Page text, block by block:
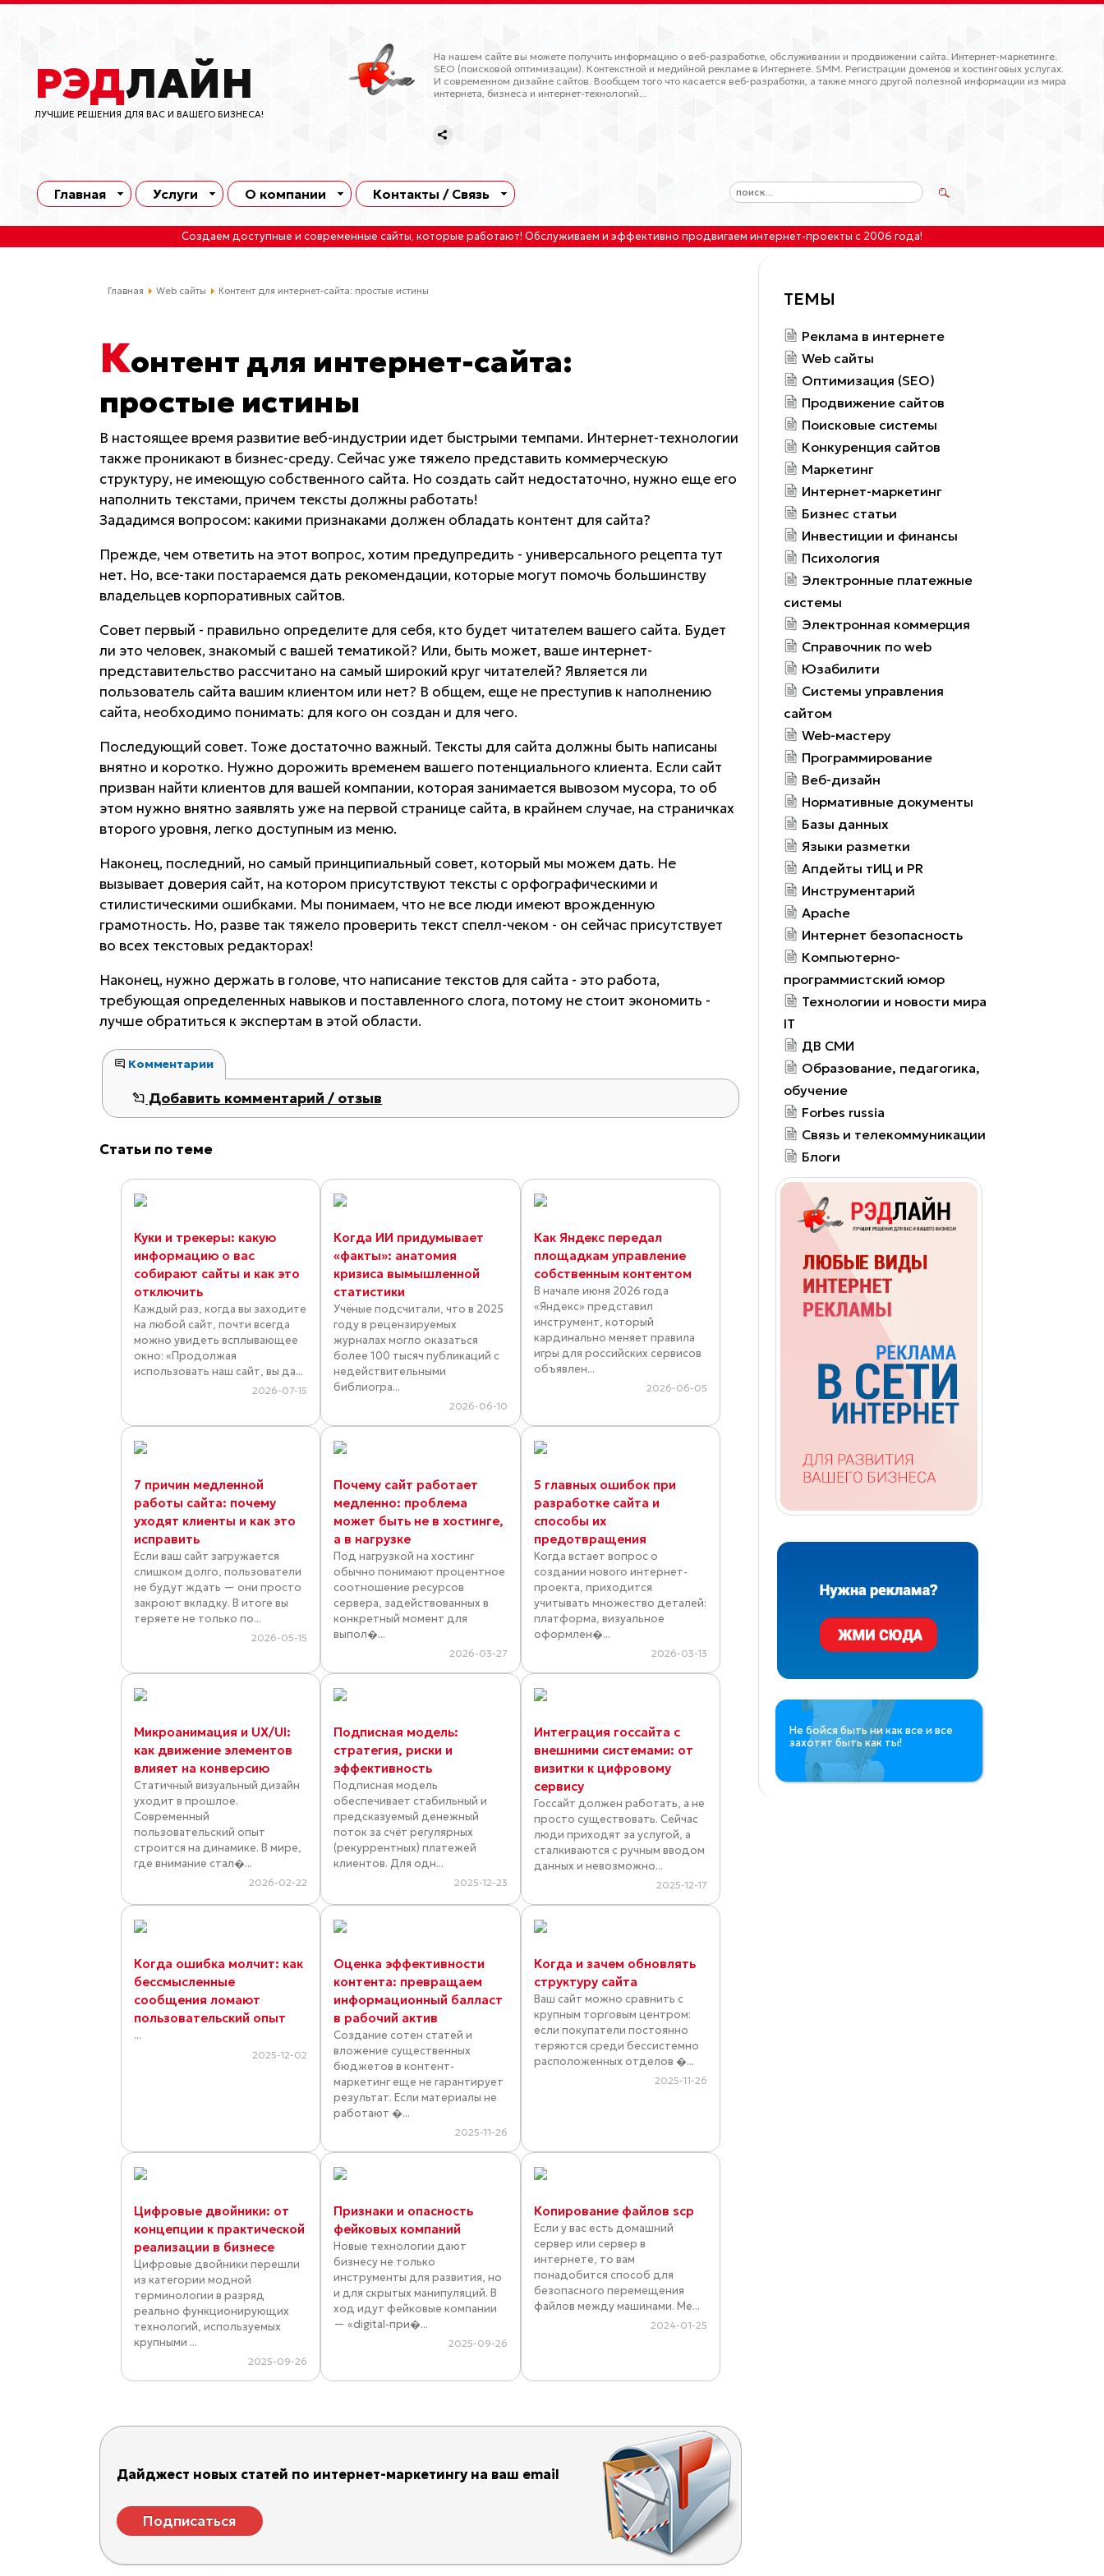
РЭДЛАЙН
ЛУЧШИЕ РЕШЕНИЯ ДЛЯ ВАС И ВАШЕГО БИЗНЕСА!
На нашем сайте вы можете получить информацию о веб-разработке, обслуживании и продвижении сайта. Интернет-маркетинге.
SEO (поисковой оптимизации). Контекстной и медийной рекламе в Интернете. SMM. Регистрации доменов и хостинговых услугах.
И современном дизайне сайтов. Вообщем того что касается веб-разработки, а также много другой полезной информации из мира
интернета, бизнеса и интернет-технологий...
Главная Услуги О компании Контакты / Связь
Создаем доступные и современные сайты, которые работают! Обслуживаем и эффективно продвигаем интернет-проекты с 2006 года!
Главная Web сайты Контент для интернет-сайта: простые истины
Контент для интернет-сайта:
простые истины
В настоящее время развитие веб-индустрии идет быстрыми темпами. Интернет-технологии
также проникают в бизнес-среду. Сейчас уже тяжело представить коммерческую
структуру, не имеющую собственного сайта. Но создать сайт недостаточно, нужно еще его
наполнить текстами, причем тексты должны работать!
Зададимся вопросом: какими признаками должен обладать контент для сайта?
Прежде, чем ответить на этот вопрос, хотим предупредить - универсального рецепта тут
нет. Но, все-таки постараемся дать рекомендации, которые могут помочь большинству
владельцев корпоративных сайтов.
Совет первый - правильно определите для себя, кто будет читателем вашего сайта. Будет
ли это человек, знакомый с вашей тематикой? Или, быть может, ваше интернет-
представительство рассчитано на самый широкий круг читателей? Является ли
пользователь сайта вашим клиентом или нет? В общем, еще не преступив к наполнению
сайта, необходимо понимать: для кого он создан и для чего.
Последующий совет. Тоже достаточно важный. Тексты для сайта должны быть написаны
внятно и коротко. Нужно дорожить временем вашего потенциального клиента. Если сайт
призван найти клиентов для вашей компании, которая занимается вывозом мусора, то об
этом нужно внятно заявлять уже на первой странице сайта, в крайнем случае, на страничках
второго уровня, легко доступным из меню.
Наконец, последний, но самый принципиальный совет, который мы можем дать. Не
вызывает доверия сайт, на котором присутствуют тексты с орфографическими и
стилистическими ошибками. Мы понимаем, что не все люди имеют врожденную
грамотность. Но, разве так тяжело проверить текст спелл-чеком - он сейчас присутствует
во всех текстовых редакторах!
Наконец, нужно держать в голове, что написание текстов для сайта - это работа,
требующая определенных навыков и поставленного слога, потому не стоит экономить -
лучше обратиться к экспертам в этой области.
Комментарии
Добавить комментарий / отзыв
Статьи по теме
Куки и трекеры: какую
информацию о вас
собирают сайты и как это
отключить
Каждый раз, когда вы заходите
на любой сайт, почти всегда
можно увидеть всплывающее
окно: «Продолжая
использовать наш сайт, вы да...
2026-07-15
Когда ИИ придумывает
«факты»: анатомия
кризиса вымышленной
статистики
Учёные подсчитали, что в 2025
году в рецензируемых
журналах могло оказаться
более 100 тысяч публикаций с
недействительными
библиогра...
2026-06-10
Как Яндекс передал
площадкам управление
собственным контентом
В начале июня 2026 года
«Яндекс» представил
инструмент, который
кардинально меняет правила
игры для российских сервисов
объявлен...
2026-06-05
7 причин медленной
работы сайта: почему
уходят клиенты и как это
исправить
Если ваш сайт загружается
слишком долго, пользователи
не будут ждать — они просто
закроют вкладку. В итоге вы
теряете не только по...
2026-05-15
Почему сайт работает
медленно: проблема
может быть не в хостинге,
а в нагрузке
Под нагрузкой на хостинг
обычно понимают процентное
соотношение ресурсов
сервера, задействованных в
конкретный момент для
выпол�...
2026-03-27
5 главных ошибок при
разработке сайта и
способы их
предотвращения
Когда встает вопрос о
создании нового интернет-
проекта, приходится
учитывать множество деталей:
платформа, визуальное
оформлен�...
2026-03-13
Микроанимация и UX/UI:
как движение элементов
влияет на конверсию
Статичный визуальный дизайн
уходит в прошлое.
Современный
пользовательский опыт
строится на динамике. В мире,
где внимание стал�...
2026-02-22
Подписная модель:
стратегия, риски и
эффективность
Подписная модель
обеспечивает стабильный и
предсказуемый денежный
поток за счёт регулярных
(рекуррентных) платежей
клиентов. Для одн...
2025-12-23
Интеграция госсайта с
внешними системами: от
визитки к цифровому
сервису
Госсайт должен работать, а не
просто существовать. Сейчас
люди приходят за услугой, а
сталкиваются с ручным вводом
данных и невозможно...
2025-12-17
Когда ошибка молчит: как
бессмысленные
сообщения ломают
пользовательский опыт
...
2025-12-02
Оценка эффективности
контента: превращаем
информационный балласт
в рабочий актив
Создание сотен статей и
вложение существенных
бюджетов в контент-
маркетинг еще не гарантирует
результат. Если материалы не
работают �...
2025-11-26
Когда и зачем обновлять
структуру сайта
Ваш сайт можно сравнить с
крупным торговым центром:
если покупатели постоянно
теряются среди бессистемно
расположенных отделов �...
2025-11-26
Цифровые двойники: от
концепции к практической
реализации в бизнесе
Цифровые двойники перешли
из категории модной
терминологии в разряд
реально функционирующих
технологий, используемых
крупными ...
2025-09-26
Признаки и опасность
фейковых компаний
Новые технологии дают
бизнесу не только
инструменты для развития, но
и для скрытых манипуляций. В
ход идут фейковые компании
— «digital-при�...
2025-09-26
Копирование файлов scp
Если у вас есть домашний
сервер или сервер в
интернете, то вам
понадобится способ для
безопасного перемещения
файлов между машинами. Ме...
2024-01-25
Дайджест новых статей по интернет-маркетингу на ваш email
Подписаться
ТЕМЫ
Реклама в интернете
Web сайты
Оптимизация (SEO)
Продвижение сайтов
Поисковые системы
Конкуренция сайтов
Маркетинг
Интернет-маркетинг
Бизнес статьи
Инвестиции и финансы
Психология
Электронные платежные
системы
Электронная коммерция
Справочник по web
Юзабилити
Системы управления
сайтом
Web-мастеру
Программирование
Веб-дизайн
Нормативные документы
Базы данных
Языки разметки
Апдейты тИЦ и PR
Инструментарий
Apache
Интернет безопасность
Компьютерно-
программистский юмор
Технологии и новости мира
IT
ДВ СМИ
Образование, педагогика,
обучение
Forbes russia
Связь и телекоммуникации
Блоги
Не бойся быть ни как все и все
захотят быть как ты!